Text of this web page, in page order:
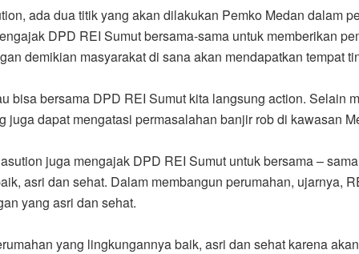
ada dua titik yang akan dilakukan Pemko Medan dalam
DPD REI Sumut bersama-sama untuk memberikan
demikian masyarakat di sana akan mendapatkan tempat
bisa bersama DPD REI Sumut kita langsung action. Selain
juga dapat mengatasi permasalahan banjir rob di kawasan
juga mengajak DPD REI Sumut untuk bersama –
asri dan sehat. Dalam membangun perumahan, ujarnya,
yang asri dan sehat.
yang lingkungannya baik, asri dan sehat karena